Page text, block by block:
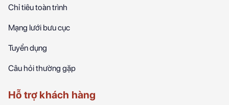
Chỉ tiêu toàn trình
Mạng lưới bưu cục
Tuyển dụng
Câu hỏi thường gặp
Hỗ trợ khách hàng